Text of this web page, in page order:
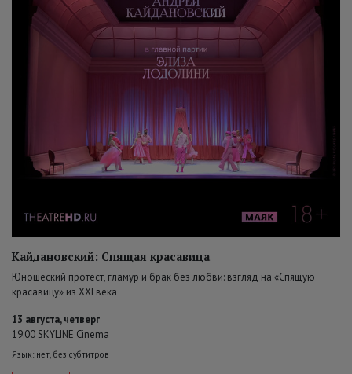
Кайдановский: Спящая красавица
Юношеский протест, гламур и брак без любви: взгляд на «Спящую
красавицу» из XXI века
13 августа, четверг
19:00 SKYLINE Cinema
Язык: нет, без субтитров